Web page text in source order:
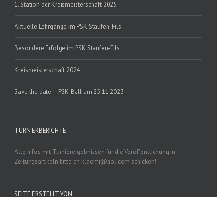
1. Station der Kreismeisterschaft 2025
Aktuelle Lehrgänge im PSK Staufen-Fils
Besondere Erfolge im PSK Staufen-Fils
Kreismeisterschaft 2024
Save the date – PSK-Ball am 25.11.2023
TURNIERBERICHTE
Alle Infos mit Turnierergebnissen für die Veröffentlichung in
Zeitungsartikeln bitte an klaomi@aol.com schicken!
SEITE ERSTELLT VON